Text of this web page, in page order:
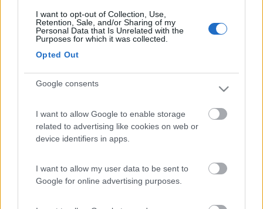
I want to opt-out of Collection, Use,
Retention, Sale, and/or Sharing of my
Personal Data that Is Unrelated with the
Purposes for which it was collected.
Opted Out
Google consents
I want to allow Google to enable storage
related to advertising like cookies on web or
device identifiers in apps.
I want to allow my user data to be sent to
Google for online advertising purposes.
ezio59
-
Inserito il03/03/2023 alle: 09:55:10
dovro' recarmi al teatro Duse di Bologna e tra le varie possibilita' di sosta
attenzione: sosterei a Castel Maggiore nei pressi della stazione (ho
...
Per Bologna in treno mi sono sempre servito dell'area di sosta
parcheggiando per il tempo necessario alla stazione FFSS. Il
paese è anche carino. I treni sono frequenti.